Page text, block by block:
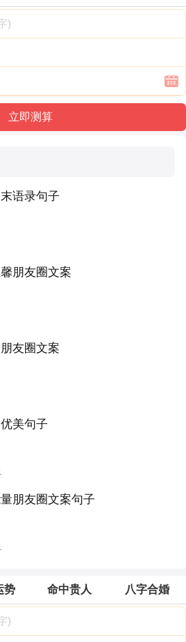
语录句子
朋友圈文案
友圈文案
美句子
朋友圈文案句子
势 命中贵人 八字合婚